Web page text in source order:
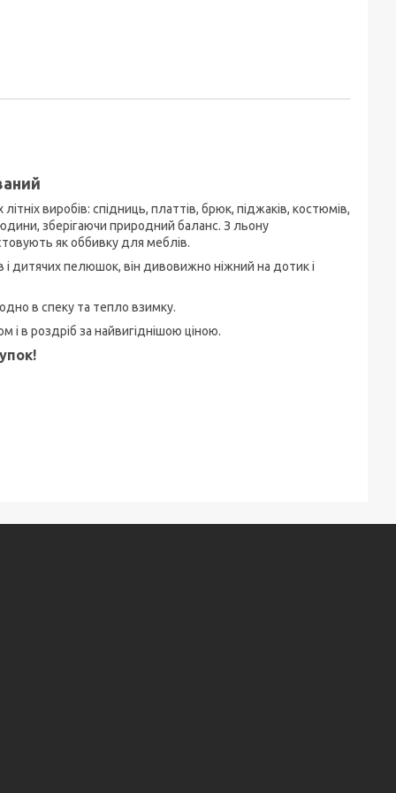
виробів: спідниць, платтів, брюк, піджаків, костюмів,
зберігаючи природний баланс. З льону
як оббивку для меблів.
і дитячих пелюшок, він дивовижно ніжний на дотик і
в спеку та тепло взимку.
і в роздріб за найвигіднішою ціною.